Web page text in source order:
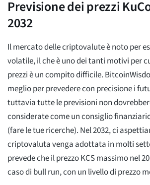
Previsione dei prezzi
2032
Il mercato delle criptovalute è noto per
volatile, il che è uno dei tanti motivi per
prezzi è un compito difficile.
meglio per prevedere con precisione i
tuttavia tutte le previsioni non
considerate come un consiglio
(fare le tue ricerche). Nel 2032, ci
criptovaluta venga adottata in molti
prevede che il prezzo KCS massimo nel
caso di bull run, con un livello di prezzo